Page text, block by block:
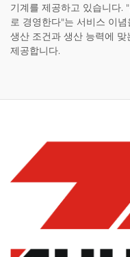
기계를 제공하고 있습니다.
로 경영한다"는 서비스 이
생산 조건과 생산 능력에
제공합니다.